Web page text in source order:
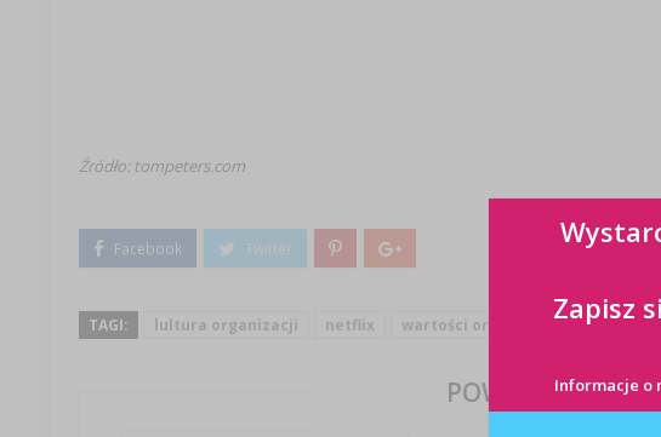
Źródło: tompeters.com
TAGI: lultura organizacji netflix wartości organizacji
POWIĄZANE
Zapisz
Informacje o